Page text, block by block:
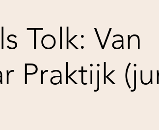
Tolk: Van
Praktijk